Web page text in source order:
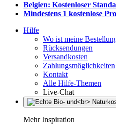
Belgien: Kostenloser
Mindestens 1 kostenlose
Hilfe
Wo ist meine
Rücksendungen
Versandkosten
Zahlungsmöglichkeiten
Kontakt
Alle Hilfe-Themen
Live-Chat
Mehr Inspiration